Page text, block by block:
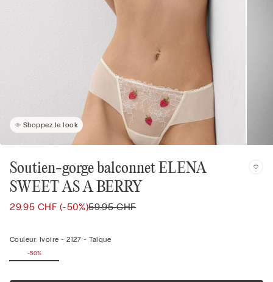
Shoppez le look
Soutien-gorge balconnet ELENA
SWEET AS A BERRY
29.95 CHF(-50%)59.95 CHF
Couleur: Ivoire -2127 - Talque
-50%